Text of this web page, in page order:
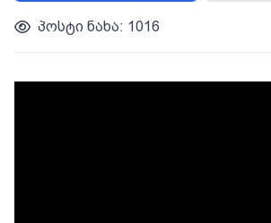
პოსტი ნახა: 1016